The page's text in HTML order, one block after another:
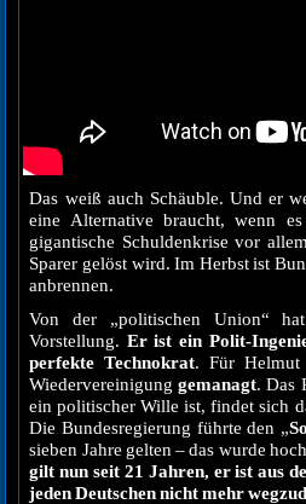
Das weiß auch Schäuble. Und er
eine Alternative braucht, wenn
gigantische Schuldenkrise vor
Sparer gelöst wird. Im Herbst ist
anbrennen.
Von der „politischen Union“
Vorstellung. Er ist ein Polit-
perfekte Technokrat. Für
Wiedervereinigunggemanagt. Das
ein politischer Wille ist, findet sich
Die Bundesregierung führte den „
sieben Jahre gelten – das wurde
gilt nun seit 21 Jahren, er ist aus
jeden Deutschen nicht mehr